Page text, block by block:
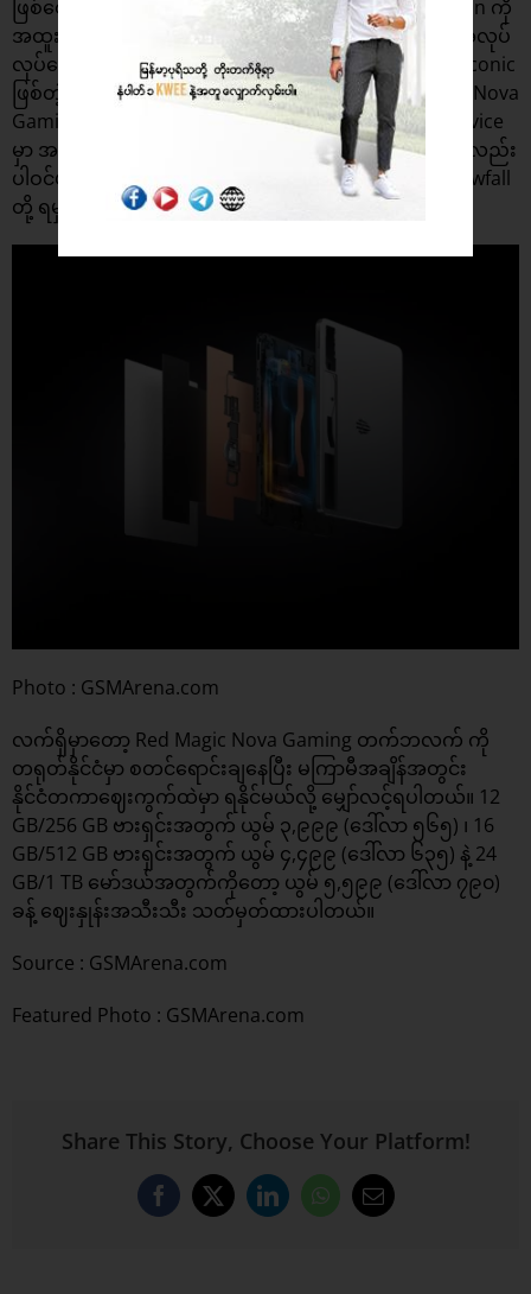
ဖြစ်စေဖို့အတွက်လည်း 9-Layer Passive Cooling Solution ကို
အထူးဒီဇိုင်းထုတ်ထားပြီး 20,000 RPM မှာ Cooling Fan အလုပ်
လုပ်စေမှာ ဖြစ်ပါတယ်။ နောက်တစ်ထပ်တစ်ချက်ကတော့ Iconic
ဖြစ်တဲ့ Semi-Transparent Design ကိုလည်း Red Magic Nova
Gaming တက်ဘလက်မှာ ထည့်သွင်းပေးထားပါတယ်။ Device
မှာ အထာကျတဲ့ Aluminum ၊ Glass နဲ့ RGB Lighting တွေလည်း
ပါဝင်ပါတယ်။ Colorways အနေနဲ့ကတော့ Cyclone နဲ့ Snowfall
တို့ ရမှာပါ။
Photo : GSMArena.com
လက်ရှိမှာတော့ Red Magic Nova Gaming တက်ဘလက် ကို
တရုတ်နိုင်ငံမှာ စတင်ရောင်းချနေပြီး မကြာမီအချိန်အတွင်း
နိုင်ငံတကာဈေးကွက်ထဲမှာ ရနိုင်မယ်လို့ မျှော်လင့်ရပါတယ်။ 12
GB/256 GB ဗားရှင်းအတွက် ယွမ် ၃,၉၉၉ (ဒေါ်လာ ၅၆၅) ၊ 16
GB/512 GB ဗားရှင်းအတွက် ယွမ် ၄,၄၉၉ (ဒေါ်လာ ၆၃၅) နဲ့ 24
GB/1 TB မော်ဒယ်အတွက်ကိုတော့ ယွမ် ၅,၅၉၉ (ဒေါ်လာ ၇၉၀)
ခန့် ဈေးနှုန်းအသီးသီး သတ်မှတ်ထားပါတယ်။
Source : GSMArena.com
Featured Photo : GSMArena.com
Share This Story, Choose Your Platform!
Facebook
X LinkedInWhatsApp
Email